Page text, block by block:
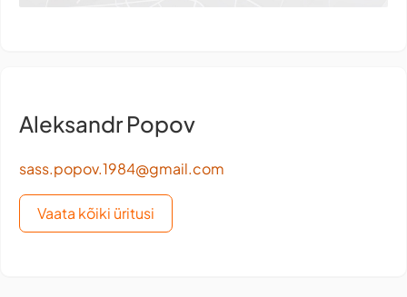
Aleksandr Popov
sass.popov.1984@gmail.com
Vaata kõiki üritusi